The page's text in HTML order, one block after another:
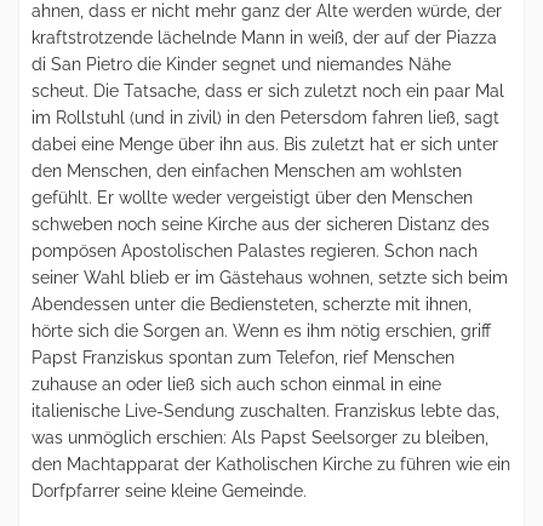
ahnen, dass er nicht mehr ganz der Alte werden würde, der
kraftstrotzende lächelnde Mann in weiß, der auf der Piazza
di San Pietro die Kinder segnet und niemandes Nähe
scheut. Die Tatsache, dass er sich zuletzt noch ein paar Mal
im Rollstuhl (und in zivil) in den Petersdom fahren ließ, sagt
dabei eine Menge über ihn aus. Bis zuletzt hat er sich unter
den Menschen, den einfachen Menschen am wohlsten
gefühlt. Er wollte weder vergeistigt über den Menschen
schweben noch seine Kirche aus der sicheren Distanz des
pompösen Apostolischen Palastes regieren. Schon nach
seiner Wahl blieb er im Gästehaus wohnen, setzte sich beim
Abendessen unter die Bediensteten, scherzte mit ihnen,
hörte sich die Sorgen an. Wenn es ihm nötig erschien, griff
Papst Franziskus spontan zum Telefon, rief Menschen
zuhause an oder ließ sich auch schon einmal in eine
italienische Live-Sendung zuschalten. Franziskus lebte das,
was unmöglich erschien: Als Papst Seelsorger zu bleiben,
den Machtapparat der Katholischen Kirche zu führen wie ein
Dorfpfarrer seine kleine Gemeinde.